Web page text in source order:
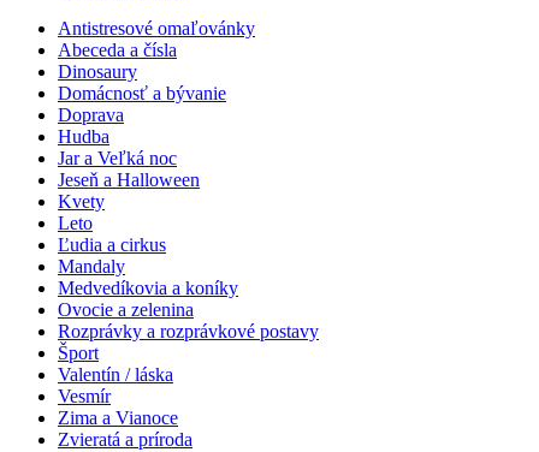
Antistresové omaľovánky
Abeceda a čísla
Dinosaury
Domácnosť a bývanie
Doprava
Hudba
Jar a Veľká noc
Jeseň a Halloween
Kvety
Leto
Ľudia a cirkus
Mandaly
Medvedíkovia a koníky
Ovocie a zelenina
Rozprávky a rozprávkové postavy
Šport
Valentín / láska
Vesmír
Zima a Vianoce
Zvieratá a príroda